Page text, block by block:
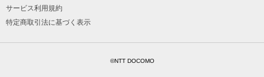
サービス利用規約
特定商取引法に基づく表示
©NTT DOCOMO